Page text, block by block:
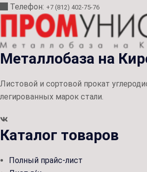
Телефон: +7 (812) 402-75-76
Металлобаза на
Листовой и сортовой прокат
легированных марок стали.
Каталог товаров
Полный прайс-лист